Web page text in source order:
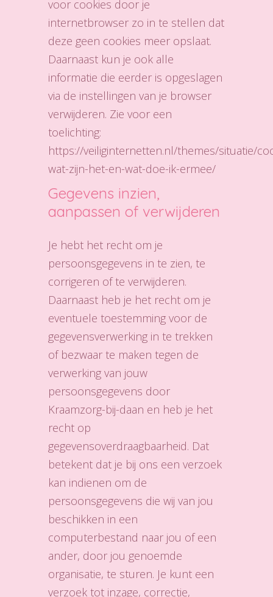
voor cookies door je
internetbrowser zo in te stellen dat
deze geen cookies meer opslaat.
Daarnaast kun je ook alle
informatie die eerder is opgeslagen
via de instellingen van je browser
verwijderen. Zie voor een
toelichting:
https://veiliginternetten.nl/themes/situatie/
wat-zijn-het-en-wat-doe-ik-ermee/
Gegevens inzien,
aanpassen of verwijderen
Je hebt het recht om je
persoonsgegevens in te zien, te
corrigeren of te verwijderen.
Daarnaast heb je het recht om je
eventuele toestemming voor de
gegevensverwerking in te trekken
of bezwaar te maken tegen de
verwerking van jouw
persoonsgegevens door
Kraamzorg-bij-daan en heb je het
recht op
gegevensoverdraagbaarheid. Dat
betekent dat je bij ons een verzoek
kan indienen om de
persoonsgegevens die wij van jou
beschikken in een
computerbestand naar jou of een
ander, door jou genoemde
organisatie, te sturen. Je kunt een
verzoek tot inzage, correctie,